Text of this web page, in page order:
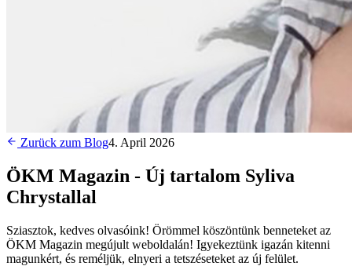
Zurück zum Blog4. April 2026
ÖKM Magazin - Új tartalom Syliva
Chrystallal
Sziasztok, kedves olvasóink! Örömmel köszöntünk benneteket az
ÖKM Magazin megújult weboldalán! Igyekeztünk igazán kitenni
magunkért, és reméljük, elnyeri a tetszéseteket az új felület.